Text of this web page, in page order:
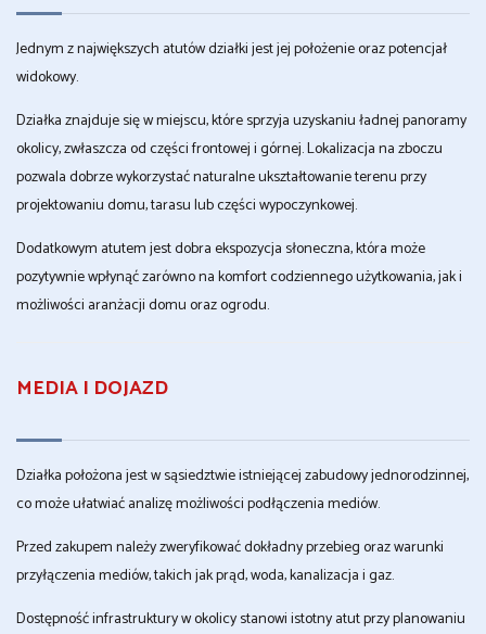
Jednym z największych atutów działki jest jej położenie oraz potencjał
widokowy.
Działka znajduje się w miejscu, które sprzyja uzyskaniu ładnej panoramy
okolicy, zwłaszcza od części frontowej i górnej. Lokalizacja na zboczu
pozwala dobrze wykorzystać naturalne ukształtowanie terenu przy
projektowaniu domu, tarasu lub części wypoczynkowej.
Dodatkowym atutem jest dobra ekspozycja słoneczna, która może
pozytywnie wpłynąć zarówno na komfort codziennego użytkowania, jak i
możliwości aranżacji domu oraz ogrodu.
MEDIA I DOJAZD
Działka położona jest w sąsiedztwie istniejącej zabudowy jednorodzinnej,
co może ułatwiać analizę możliwości podłączenia mediów.
Przed zakupem należy zweryfikować dokładny przebieg oraz warunki
przyłączenia mediów, takich jak prąd, woda, kanalizacja i gaz.
Dostępność infrastruktury w okolicy stanowi istotny atut przy planowaniu